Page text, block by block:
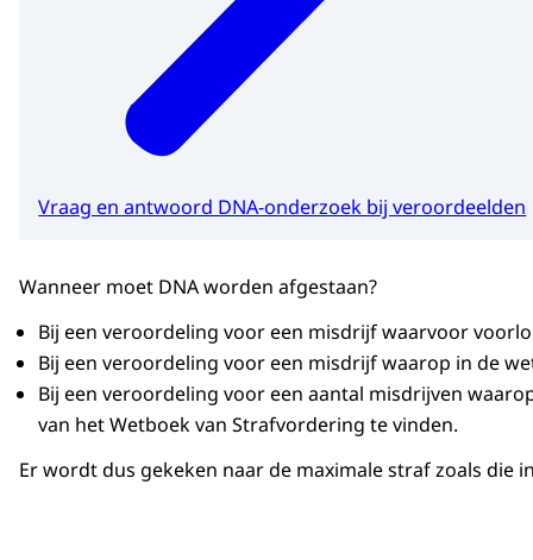
Vraag en antwoord DNA-onderzoek bij veroordeelden
Wanneer moet DNA worden afgestaan?
Bij een veroordeling voor een misdrijf waarvoor
Bij een veroordeling voor een misdrijf waarop in de
Bij een veroordeling voor een aantal misdrijven
van het Wetboek van Strafvordering te vinden.
Er wordt dus gekeken naar de maximale straf zoals